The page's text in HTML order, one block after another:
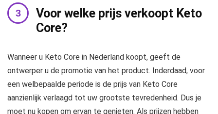
Voor welke prijs verkoopt Keto
Core?
Wanneer u Keto Core in Nederland koopt, geeft de
ontwerper u de promotie van het product. Inderdaad, voor
een welbepaalde periode is de prijs van Keto Core
aanzienlijk verlaagd tot uw grootste tevredenheid. Dus je
moet nu kopen om ervan te genieten. Als prijzen hebben